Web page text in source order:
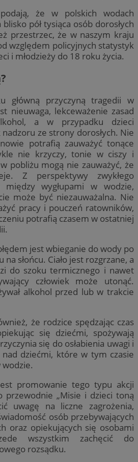
że w polskich wodach
pół tysiąca osób dorosłych
przestrzec, że w naszym kraju
względem policyjnych statystyk
i młodzieży do 18 roku życia.
główną przyczyną tragedii w
nieuwaga, lekceważenie zasad
a w przypadku dzieci
ze strony dorosłych. Nie
potrafią zauważyć tonące
nie krzyczy, tonie w ciszy i
pobliżu mogą nie zauważyć, że
Z perspektywy zwykłego
między wygłupami w wodzie,
może być niezauważalna. Nie
pracy i pouczeń ratowników,
potrafią czasem w ostatniej
jest wbieganie do wody po
słońcu. Ciało jest rozgrzane, a
do szoku termicznego i nawet
człowiek może utonąć.
alkohol przed lub w trakcie
że rodzice spędzając czas
się dziećmi, spożywają
się do osłabienia uwagi i
dziećmi, które w tym czasie
promowanie tego typu akcji
przewodnie „Misie i dzieci toną
uwagę na liczne zagrożenia,
osób przebywających
oraz opiekujących się osobami
wszystkim zachęcić do
rozsądku.